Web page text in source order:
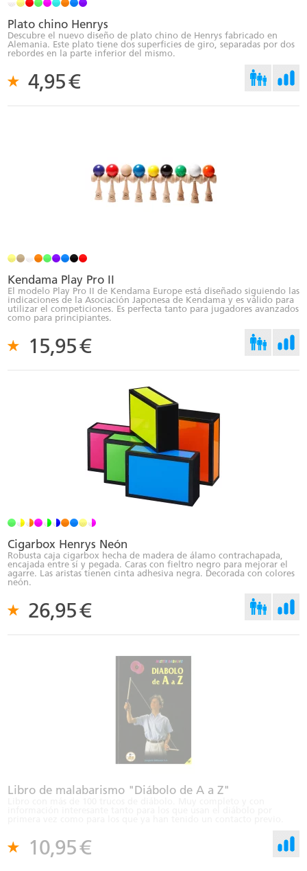
Plato chino Henrys
Descubre el nuevo diseño de plato chino de Henrys fabricado en
Alemania. Este plato tiene dos superficies de giro, separadas por dos
rebordes en la parte inferior del mismo.
4,95€
Kendama Play Pro II
El modelo Play Pro II de Kendama Europe está diseñado siguiendo las
indicaciones de la Asociación Japonesa de Kendama y es válido para
utilizar el competiciones. Es perfecta tanto para jugadores avanzados
como para principiantes.
15,95€
Cigarbox Henrys Neón
Robusta caja cigarbox hecha de madera de álamo contrachapada,
encajada entre sí y pegada. Caras con fieltro negro para mejorar el
agarre. Las aristas tienen cinta adhesiva negra. Decorada con colores
neón.
26,95€
Libro de malabarismo "Diábolo de A a Z"
10,95€